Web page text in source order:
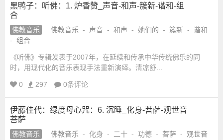
国
网
站
宗
教
合
网-
黑鸭子：听佛：1. 炉香赞_声音-和声-簇新-谐和-组
合
佛教音乐 佛教音乐 - 声音 - 和声 - 她们的 - 簇新 - 谐和
- 组合
《听佛》专辑发表于2007年，在延续和传承中华传统佛乐的同
时，用现代化的音乐表现手法重新演绎。清凉舒...
0 297 0条评论
伊藤佳代：绿度母心咒：6. 沉睡_化身-菩萨-观世音
菩萨
佛教音乐 佛教音乐 - 化身 - 二十 - 功德 - 菩萨 - 观世音